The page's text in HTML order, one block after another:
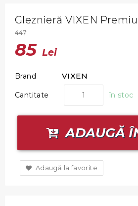
Gleznieră VIXEN
447
85Lei
Brand VIXEN
Cantitate în stoc
ADAUGĂ
Adaugă la favorite